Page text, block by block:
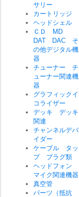
サリー
カートリッジ
ヘッドシェル
ＣＤ MD
DAT DAC そ
の他デジタル機
器
チューナー チ
ューナー関連機
器
グラフィックイ
コライザー
デッキ デッキ
関連
チャンネルデバ
イダー
ケーブル タッ
プ プラグ類
ヘッドフォン
マイク関連機器
真空管
パーツ（抵抗